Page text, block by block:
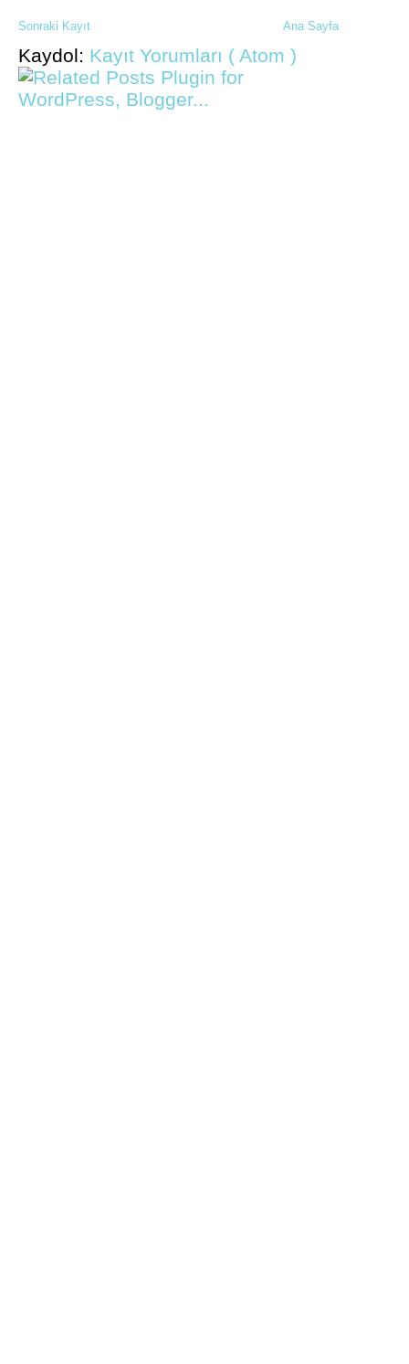
Sonraki Kayıt Ana Sayfa
Kaydol: Kayıt Yorumları ( Atom )